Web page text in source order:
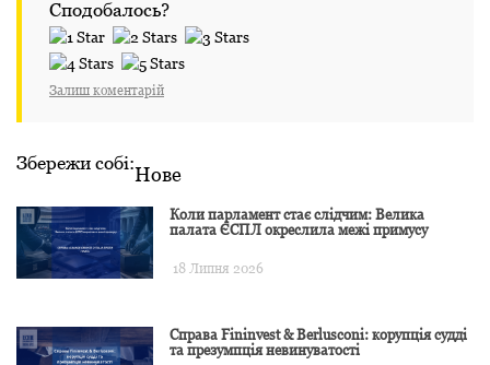
Сподобалось?
Залиш коментарій
Збережи собі:Нове
Коли парламент стає слідчим: Велика
палата ЄСПЛ окреслила межі примусу
18 Липня 2026
Справа Fininvest & Berlusconi: корупція судді
та презумпція невинуватості